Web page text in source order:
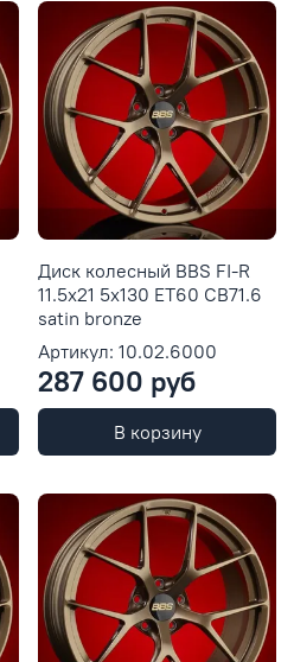
Диск колесный BBS FI-R
11.5x21 5x130 ET60 CB71.6
satin bronze
Артикул: 10.02.6000
287 600 руб
В корзину